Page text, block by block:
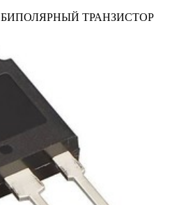
БИПОЛЯРНЫЙ ТРАНЗИСТОР